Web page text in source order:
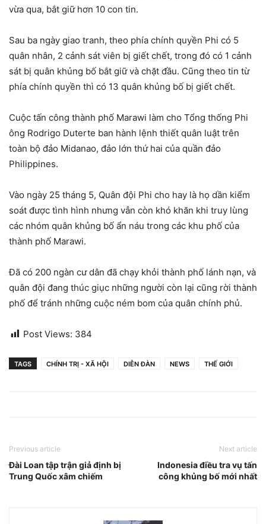
vừa qua, bắt giữ hơn 10 con tin.
Sau ba ngày giao tranh, theo phía chính quyền Phi có 5
quân nhân, 2 cảnh sát viên bị giết chết, trong đó có 1 cảnh
sát bị quân khủng bố bắt giữ và chặt đầu. Cũng theo tin từ
phía chính quyền thì có 13 quân khủng bố bị giết chết.
Cuộc tấn công thành phố Marawi làm cho Tổng thống Phi
ông Rodrigo Duterte ban hành lệnh thiết quân luật trên
toàn bộ đảo Midanao, đảo lớn thứ hai của quần đảo
Philippines.
Vào ngày 25 tháng 5, Quân đội Phi cho hay là họ dần kiểm
soát được tình hình nhưng vẫn còn khó khăn khi truy lùng
các nhóm quân khủng bố ẩn náu trong các khu phố của
thành phố Marawi.
Đã có 200 ngàn cư dân đã chạy khỏi thành phố lánh nạn, và
quân đội đang thúc giục những người còn lại cũng rời thành
phố để tránh những cuộc ném bom của quân chính phủ.
Post Views: 384
TAGS CHÍNH TRỊ - XÃ HỘI DIỄN ĐÀN NEWS THẾ GIỚI
Previous article
Đài Loan tập trận giả định bị
Trung Quốc xâm chiếm
Next article
Indonesia điều tra vụ tấn
công khủng bố mới nhất